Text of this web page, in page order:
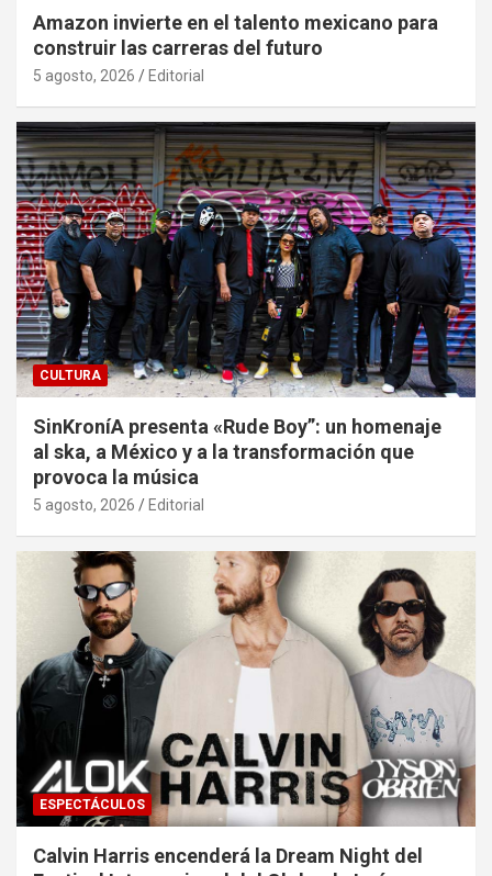
Amazon invierte en el talento mexicano para
construir las carreras del futuro
5 agosto, 2026 Editorial
CULTURA
SinKroníA presenta «Rude Boy”: un homenaje
al ska, a México y a la transformación que
provoca la música
5 agosto, 2026 Editorial
ESPECTÁCULOS
Calvin Harris encenderá la Dream Night del